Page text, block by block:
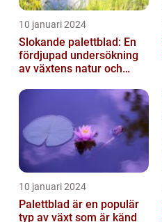
10 januari 2024
Slokande palettblad: En
fördjupad undersökning
av växtens natur och
10 januari 2024
Palettblad är en populär
typ av växt som är känd